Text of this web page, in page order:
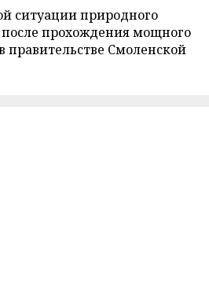
ситуации природного
после прохождения мощного
правительстве Смоленской